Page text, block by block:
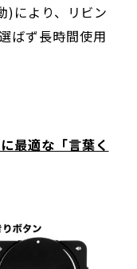
)により、リビン
ばず長時間使用
最適な「言葉く